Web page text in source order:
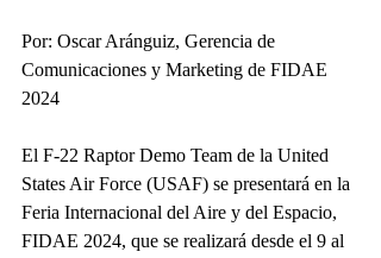
Por: Oscar Aránguiz, Gerencia de
Comunicaciones y Marketing de FIDAE
2024
El F-22 Raptor Demo Team de la United
States Air Force (USAF) se presentará en la
Feria Internacional del Aire y del Espacio,
FIDAE 2024, que se realizará desde el 9 al